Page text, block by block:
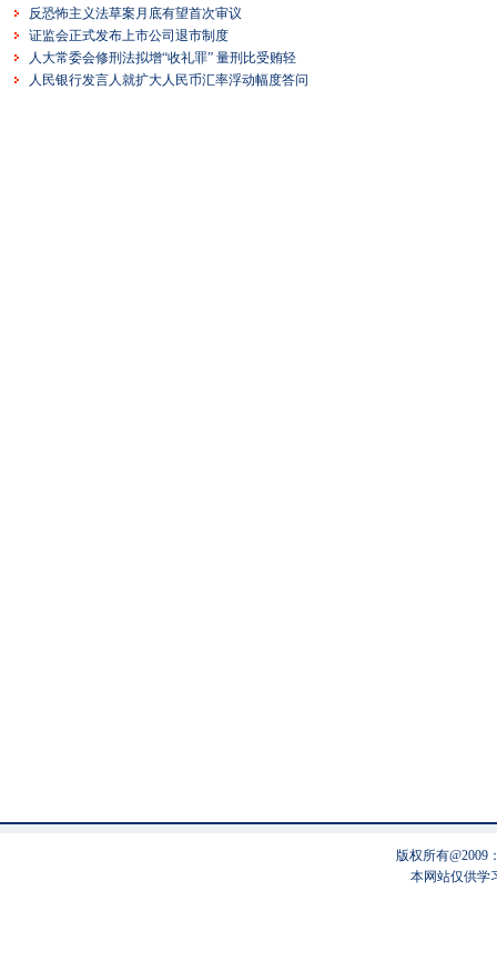
反恐怖主义法草案月底有望首次审议
证监会正式发布上市公司退市制度
人大常委会修刑法拟增“收礼罪” 量刑比受贿轻
人民银行发言人就扩大人民币汇率浮动幅度答问
版权所有@2009
本网站仅供学